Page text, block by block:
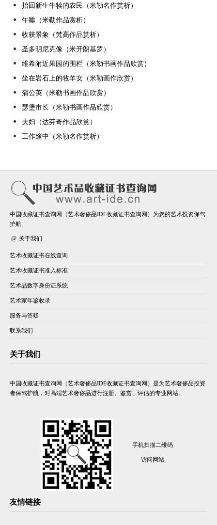
抬回新生牛犊的农民（米勒名作赏析）
午睡（米勒作品赏析）
收获景象（梵高作品赏析）
圣多明尼克像（米开朗基罗）
维希附近果园的围栏（米勒书画作品欣赏）
坐在岩石上的牧羊女（米勒画作欣赏）
蒲公英（米勒书画作品欣赏）
瑟堡市长（米勒书画作品欣赏）
夫妇（达芬奇作品欣赏）
工作途中（米勒名作赏析）
中国收藏证书查询网（艺术奢侈品IDE收藏证书查询网）为您的艺术投资保驾
护航
关于我们
艺术收藏证书在线查询
艺术收藏证书准入标准
艺术品数字身份证系统
艺术家年鉴收录
服务与答疑
联系我们
关于我们
中国收藏证书查询网（艺术奢侈品IDE收藏证书查询网）是为艺术奢侈品投资
者保驾护航，对高端艺术奢侈品进行注册、鉴赏、评估的专业网站。
手机扫描二维码
访问网站
友情链接